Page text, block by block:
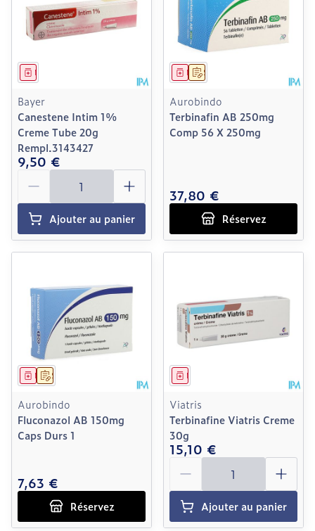
Médicament
Bayer
Canestene Intim 1%
Creme Tube 20g
Rempl.3143427
9,50 €
Quantité
Ajouter au panier
Sur prescription
Médicament
Aurobindo
Terbinafin AB 250mg
Comp 56 X 250mg
37,80 €
Réservez
Sur prescription
Médicament
Aurobindo
Fluconazol AB 150mg
Caps Durs 1
7,63 €
Réservez
Médicament
Viatris
Terbinafine Viatris Creme
30g
15,10 €
Quantité
Ajouter au panier